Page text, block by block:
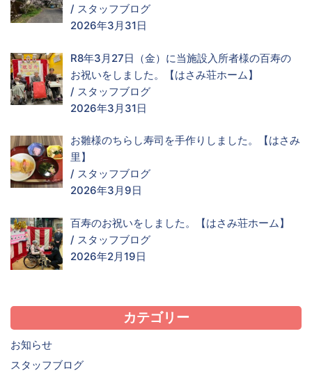
/ スタッフブログ
2026年3月31日
R8年3月27日（金）に当施設入所者様の百寿の
お祝いをしました。【はさみ荘ホーム】
/ スタッフブログ
2026年3月31日
お雛様のちらし寿司を手作りしました。【はさみ
里】
/ スタッフブログ
2026年3月9日
百寿のお祝いをしました。【はさみ荘ホーム】
/ スタッフブログ
2026年2月19日
カテゴリー
お知らせ
スタッフブログ